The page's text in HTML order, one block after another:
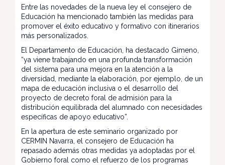
Entre las novedades de la nueva ley el consejero de
Educación ha mencionado también las medidas para
promover el éxito educativo y formativo con itinerarios
más personalizados.
El Departamento de Educación, ha destacado Gimeno,
“ya viene trabajando en una profunda transformación
del sistema para una mejora en la atención a la
diversidad, mediante la elaboración, por ejemplo, de un
mapa de educación inclusiva o el desarrollo del
proyecto de decreto foral de admisión para la
distribución equilibrada del alumnado con necesidades
específicas de apoyo educativo”.
En la apertura de este seminario organizado por
CERMIN Navarra, el consejero de Educación ha
repasado además otras medidas ya adoptadas por el
Gobierno foral como el refuerzo de los programas